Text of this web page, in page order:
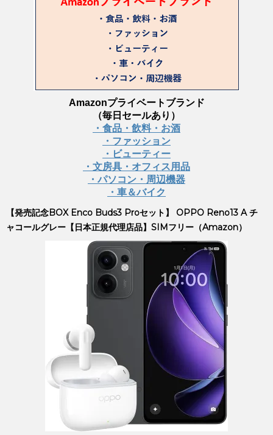
Amazonプライベートブランド
（毎日セールあり）
・食品・飲料・お酒
・ファッション
・ビューティー
・文房具・オフィス用品
・パソコン・周辺機器
・車＆バイク
【発売記念BOX Enco Buds3 Proセット】 OPPO Reno13 A チ
ャコールグレー【日本正規代理店品】SIMフリー（Amazon）